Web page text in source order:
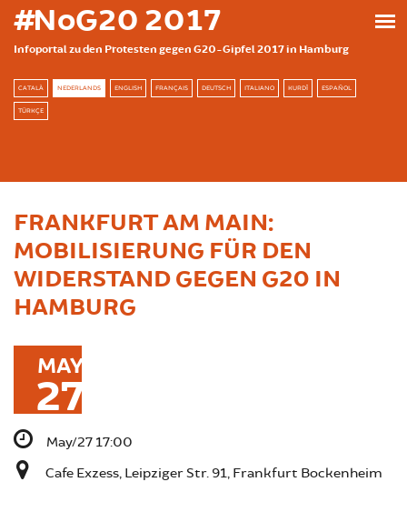
Skip to main content
#NoG20 2017
Infoportal zu den Protesten gegen G20-Gipfel 2017 in Hamburg
CATALÀ NEDERLANDS ENGLISH FRANÇAIS DEUTSCH ITALIANO KURDÎ ESPAÑOL
TÜRKÇE
FRANKFURT AM MAIN:
MOBILISIERUNG FÜR DEN
WIDERSTAND GEGEN G20 IN
HAMBURG
MAY
27
May/27 17:00
Cafe Exzess, Leipziger Str. 91, Frankfurt Bockenheim